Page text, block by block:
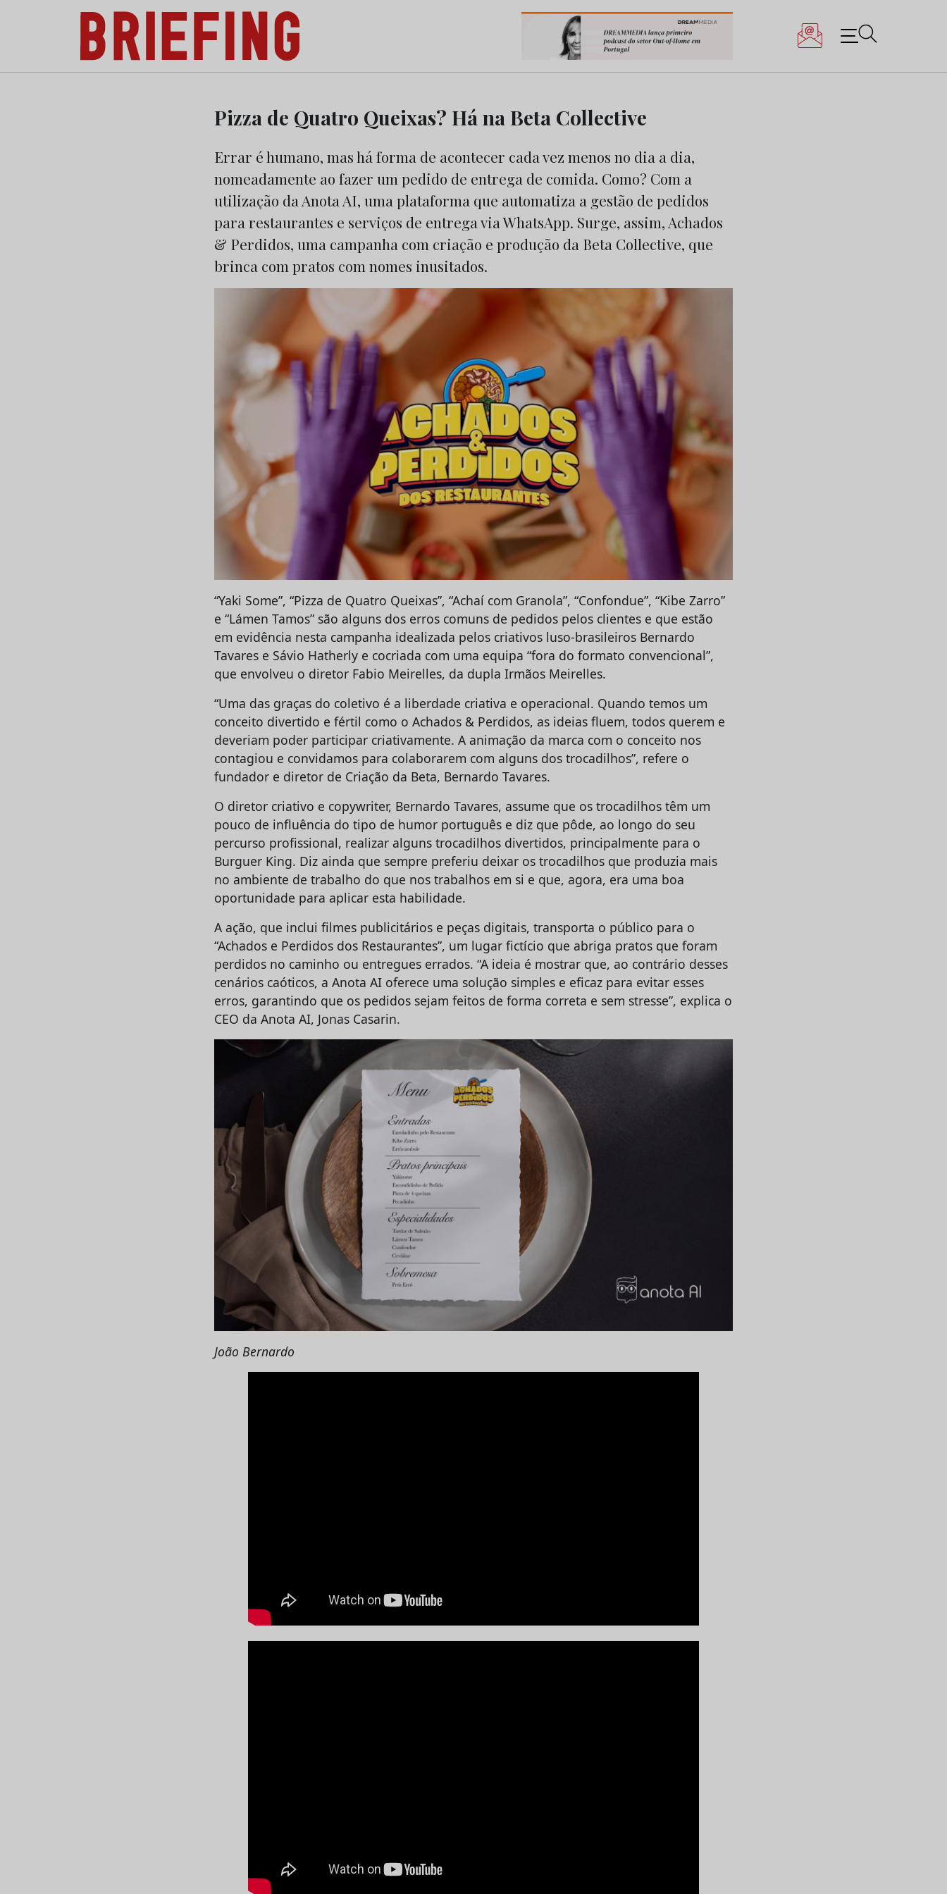
Briefing: Todas as notícias sobre os negócios do Marketing e da Publicidade
Pizza de Quatro Queixas? Há na Beta Collective
Errar é humano, mas há forma de acontecer cada vez menos no dia a dia,
nomeadamente ao fazer um pedido de entrega de comida. Como? Com a
utilização da Anota AI, uma plataforma que automatiza a gestão de pedidos
para restaurantes e serviços de entrega via WhatsApp. Surge, assim, Achados
& Perdidos, uma campanha com criação e produção da Beta Collective, que
brinca com pratos com nomes inusitados.
“Yaki Some”, “Pizza de Quatro Queixas”, “Achaí com Granola”, “Confondue”, “Kibe Zarro”
e “Lámen Tamos” são alguns dos erros comuns de pedidos pelos clientes e que estão
em evidência nesta campanha idealizada pelos criativos luso-brasileiros Bernardo
Tavares e Sávio Hatherly e cocriada com uma equipa “fora do formato convencional”,
que envolveu o diretor Fabio Meirelles, da dupla Irmãos Meirelles.
“Uma das graças do coletivo é a liberdade criativa e operacional. Quando temos um
conceito divertido e fértil como o Achados & Perdidos, as ideias fluem, todos querem e
deveriam poder participar criativamente. A animação da marca com o conceito nos
contagiou e convidamos para colaborarem com alguns dos trocadilhos”, refere o
fundador e diretor de Criação da Beta, Bernardo Tavares.
O diretor criativo e copywriter, Bernardo Tavares, assume que os trocadilhos têm um
pouco de influência do tipo de humor português e diz que pôde, ao longo do seu
percurso profissional, realizar alguns trocadilhos divertidos, principalmente para o
Burguer King. Diz ainda que sempre preferiu deixar os trocadilhos que produzia mais
no ambiente de trabalho do que nos trabalhos em si e que, agora, era uma boa
oportunidade para aplicar esta habilidade.
A ação, que inclui filmes publicitários e peças digitais, transporta o público para o
“Achados e Perdidos dos Restaurantes”, um lugar fictício que abriga pratos que foram
perdidos no caminho ou entregues errados. “A ideia é mostrar que, ao contrário desses
cenários caóticos, a Anota AI oferece uma solução simples e eficaz para evitar esses
erros, garantindo que os pedidos sejam feitos de forma correta e sem stresse”, explica o
CEO da Anota AI, Jonas Casarin.
João Bernardo